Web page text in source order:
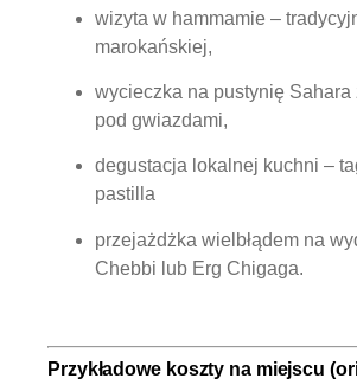
wizyta w hammamie –
marokańskiej,
wycieczka na pustynię Sahara
pod gwiazdami,
degustacja lokalnej kuchni –
pastilla
przejażdżka wielbłądem na
Chebbi lub Erg Chigaga.
Przykładowe koszty na miejscu